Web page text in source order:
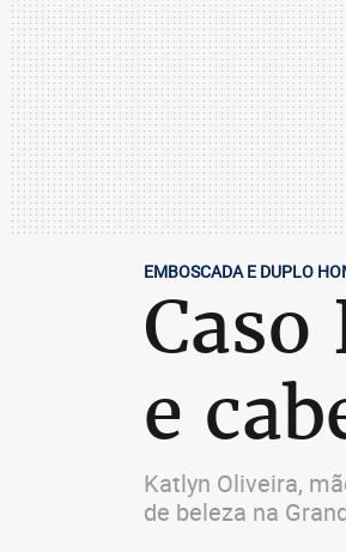
EMBOSCADA E DUPLO
e
Katlyn Oliveira,
de beleza na